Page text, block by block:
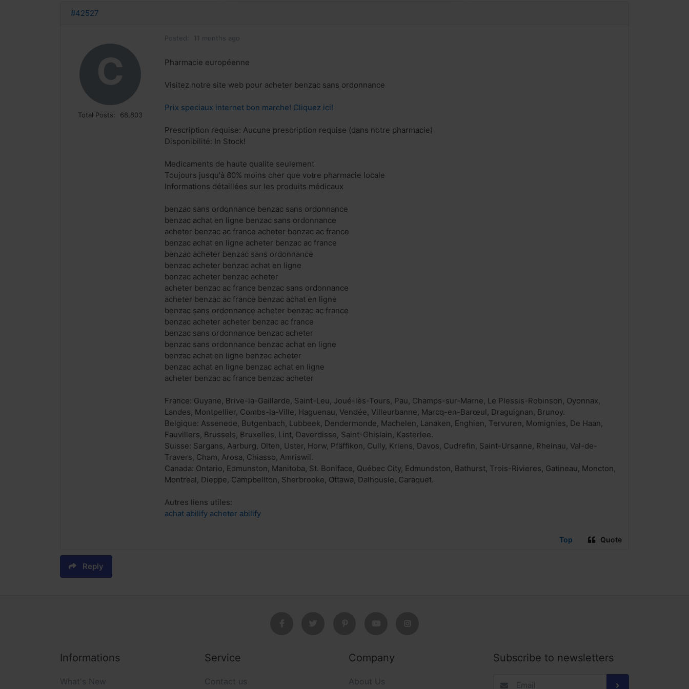
#42527
C
Total Posts: 68,803
Posted: 11 months ago
Pharmacie européenne
Visitez notre site web pour acheter benzac sans ordonnance
Prix speciaux internet bon marche! Cliquez ici!
Prescription requise: Aucune prescription requise (dans notre pharmacie)
Disponibilité: In Stock!
Medicaments de haute qualite seulement
Toujours jusqu'à 80% moins cher que votre pharmacie locale
Informations détaillées sur les produits médicaux
benzac sans ordonnance benzac sans ordonnance
benzac achat en ligne benzac sans ordonnance
acheter benzac ac france acheter benzac ac france
benzac achat en ligne acheter benzac ac france
benzac acheter benzac sans ordonnance
benzac acheter benzac achat en ligne
benzac acheter benzac acheter
acheter benzac ac france benzac sans ordonnance
acheter benzac ac france benzac achat en ligne
benzac sans ordonnance acheter benzac ac france
benzac acheter acheter benzac ac france
benzac sans ordonnance benzac acheter
benzac sans ordonnance benzac achat en ligne
benzac achat en ligne benzac acheter
benzac achat en ligne benzac achat en ligne
acheter benzac ac france benzac acheter
France: Guyane, Brive-la-Gaillarde, Saint-Leu, Joué-lès-Tours, Pau, Champs-sur-Marne, Le Plessis-Robinson, Oyonnax,
Landes, Montpellier, Combs-la-Ville, Haguenau, Vendée, Villeurbanne, Marcq-en-Barœul, Draguignan, Brunoy.
Belgique: Assenede, Butgenbach, Lubbeek, Dendermonde, Machelen, Lanaken, Enghien, Tervuren, Momignies, De Haan,
Fauvillers, Brussels, Bruxelles, Lint, Daverdisse, Saint-Ghislain, Kasterlee.
Suisse: Sargans, Aarburg, Olten, Uster, Horw, Pfäffikon, Cully, Kriens, Davos, Cudrefin, Saint-Ursanne, Rheinau, Val-de-
Travers, Cham, Arosa, Chiasso, Amriswil.
Canada: Ontario, Edmunston, Manitoba, St. Boniface, Québec City, Edmundston, Bathurst, Trois-Rivieres, Gatineau, Moncton,
Montreal, Dieppe, Campbellton, Sherbrooke, Ottawa, Dalhousie, Caraquet.
Autres liens utiles:
achat abilify acheter abilify
Top Quote
Reply
Informations
What's New
Service
Contact us
Company
About Us
Subscribe to newsletters